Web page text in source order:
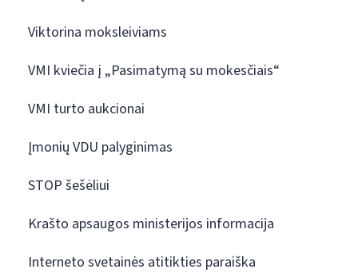
Viktorina moksleiviams
VMI kviečia į „Pasimatymą su mokesčiais“
VMI turto aukcionai
Įmonių VDU palyginimas
STOP šešėliui
Krašto apsaugos ministerijos informacija
Interneto svetainės atitikties paraiška